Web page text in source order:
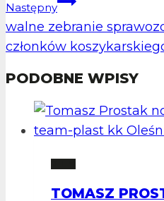
Następny
walne zebranie
członków
PODOBNE WPISY
TOMASZ